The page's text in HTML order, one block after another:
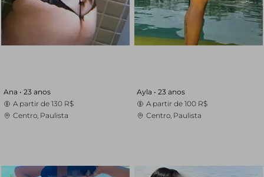
Ana • 23 anos
A partir de 130 R$
Centro, Paulista
Ayla • 23 anos
A partir de 100 R$
Centro, Paulista